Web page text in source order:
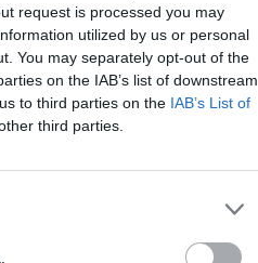
request is processed you may
utilized by us or personal
You may separately opt-out of the
on the IAB’s list of downstream
to third parties on the IAB’s List of
third parties.